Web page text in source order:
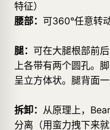
特征）
腰部： 可360°任意转
腿： 可在大腿根部前
上各带有两个圆孔。
呈立方体状。腿背面一
拆卸： 从原理上，
分离（用蛮力拽下来